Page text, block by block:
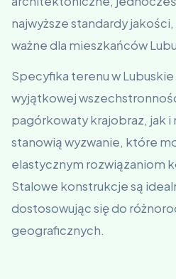
najwyższe standardy
ważne dla mieszkańców
Specyfika terenu w
wyjątkowej
pagórkowaty krajobraz, jak i
stanowią wyzwanie, które
elastycznym rozwiązaniom
Stalowe konstrukcje są
dostosowując się do
geograficznych.